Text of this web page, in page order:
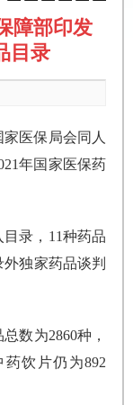
障部印发
目录
医保局会同人
年国家医保药
录，11种药品
独家药品谈判
数为2860种，
药饮片仍为892